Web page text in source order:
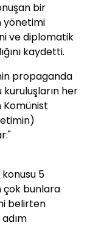
bir
yönetimi
ve diplomatik
kaydetti.
propaganda
kuruluşların her
Komünist
konusu 5
çok bunlara
belirten